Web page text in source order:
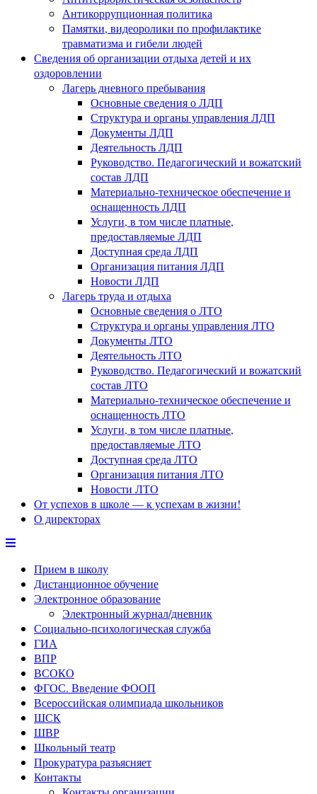
Антикоррупционная политика
Памятки, видеоролики по профилактике
травматизма и гибели людей
Сведения об организации отдыха детей и их
оздоровлении
Лагерь дневного пребывания
Основные сведения о ЛДП
Структура и органы управления ЛДП
Документы ЛДП
Деятельность ЛДП
Руководство. Педагогический и вожатский
состав ЛДП
Материально-техническое обеспечение и
оснащенность ЛДП
Услуги, в том числе платные,
предоставляемые ЛДП
Доступная среда ЛДП
Организация питания ЛДП
Новости ЛДП
Лагерь труда и отдыха
Основные сведения о ЛТО
Структура и органы управления ЛТО
Документы ЛТО
Деятельность ЛТО
Руководство. Педагогический и вожатский
состав ЛТО
Материально-техническое обеспечение и
оснащенность ЛТО
Услуги, в том числе платные,
предоставляемые ЛТО
Доступная среда ЛТО
Организация питания ЛТО
Новости ЛТО
От успехов в школе — к успехам в жизни!
О директорах
Прием в школу
Дистанционное обучение
Электронное образование
Электронный журнал/дневник
Социально-психологическая служба
ГИА
ВПР
ВСОКО
ФГОС. Введение ФООП
Всероссийская олимпиада школьников
ШСК
ШВР
Школьный театр
Прокуратура разъясняет
Контакты